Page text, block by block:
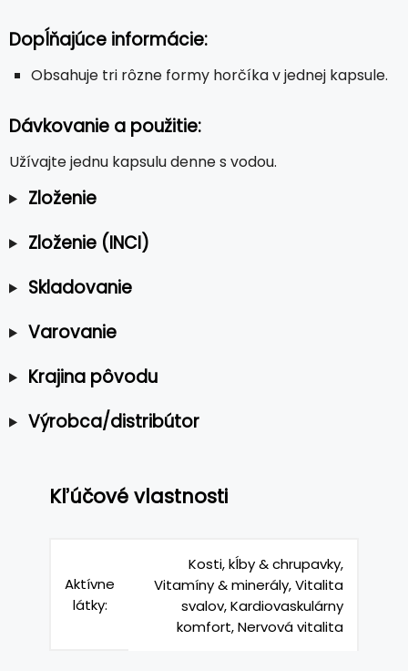
Dopĺňajúce informácie:
Obsahuje tri rôzne formy horčíka v jednej kapsule.
Dávkovanie a použitie:
Užívajte jednu kapsulu denne s vodou.
Zloženie
Zloženie (INCI)
Skladovanie
Varovanie
Krajina pôvodu
Výrobca/distribútor
Kľúčové vlastnosti
Aktívne
látky:
Kosti, kĺby & chrupavky,
Vitamíny & minerály, Vitalita
svalov, Kardiovaskulárny
komfort, Nervová vitalita